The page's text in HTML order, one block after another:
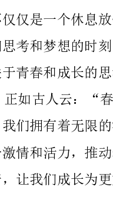
特殊的日子里，我希望与大家分享一些关于青春和成长的思考。
想，有着无限的能量和创造力。正是这份激情和活力，推动着我们克
服困难，追逐梦想。正是这份执着和热情，让我们成长为更好的自
然而，青春也是充满挑战和艰辛的时期。在这个多元化和变革的
未来的道路是怎样的。我们可能会遇到失败，感到失望和沮丧。但